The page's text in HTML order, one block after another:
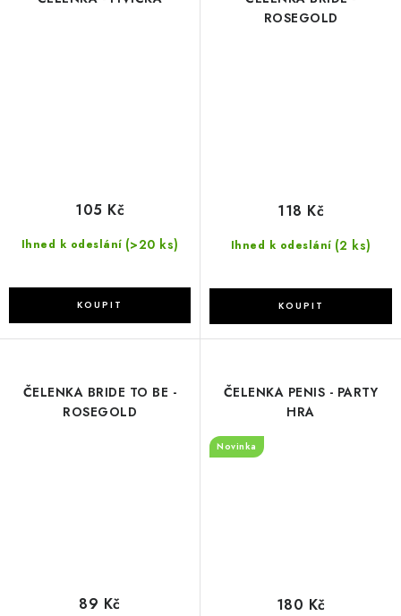
Ihned k odeslání (>20 ks)
105 Kč
ROSEGOLD
Ihned k odeslání (2 ks)
118 Kč
ČELENKA BRIDE TO BE -
ROSEGOLD
89 Kč
ČELENKA PENIS - PARTY
HRA
Novinka
180 Kč